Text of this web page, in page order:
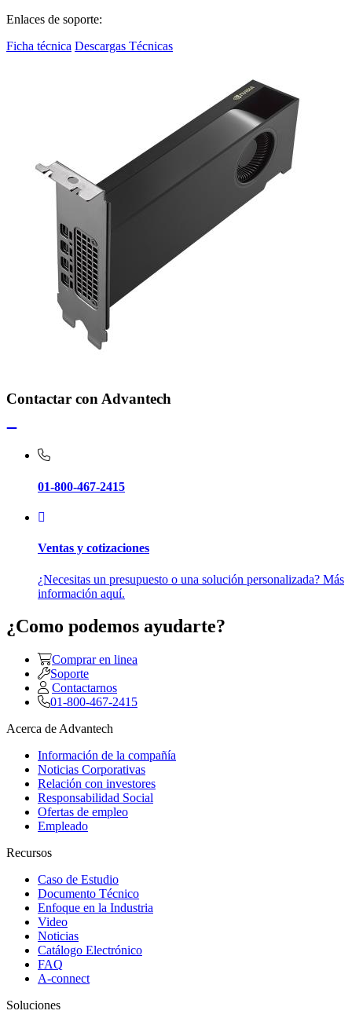
Enlaces de soporte:
Ficha técnica Descargas Técnicas
Contactar con Advantech
01-800-467-2415
Ventas y cotizaciones
¿Necesitas un presupuesto o una solución personalizada? Más
información aquí.
¿Como podemos ayudarte?
Comprar en linea
Soporte
Contactarnos
01-800-467-2415
Acerca de Advantech
Información de la compañía
Noticias Corporativas
Relación con investores
Responsabilidad Social
Ofertas de empleo
Empleado
Recursos
Caso de Estudio
Documento Técnico
Enfoque en la Industria
Video
Noticias
Catálogo Electrónico
FAQ
A-connect
Soluciones